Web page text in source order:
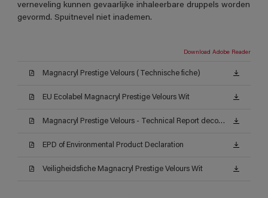
verneveling kunnen gevaarlijke inhaleerbare druppels worden
gevormd. Spuitnevel niet inademen.
Download Adobe Reader
Magnacryl Prestige Velours (Technische fiche)
EU Ecolabel Magnacryl Prestige Velours Wit
Magnacryl Prestige Velours - Technical Report decontamineerbaarheid (Certificat)
EPD of Environmental Product Declaration
Veiligheidsfiche Magnacryl Prestige Velours Wit